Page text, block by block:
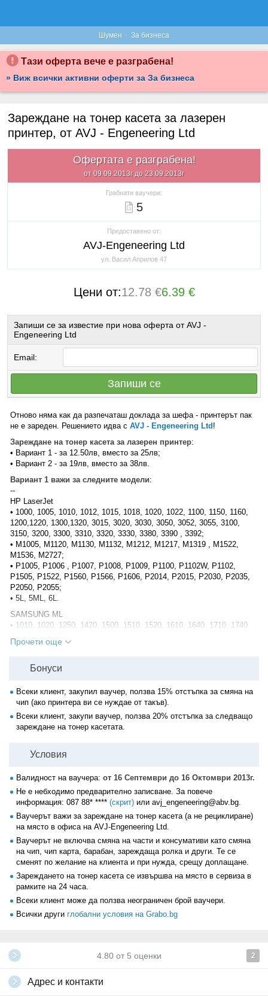
Шумен · За бизнеса
Тази оферта вече е разграбена!
» Виж всички активни оферти за За бизнеса
Зареждане на тонер касета за лазерен
принтер, от AVJ - Engeneering Ltd
Офертата е разграбена!
от 09.09.2013г до 23.09.2013г
Грабнати ваучери:
5
Предоставено от:
AVJ-Engeneering Ltd
ул. Васил Априлов 47
Цени от:12.78 €6.39 €
Запиши се за известие при нова оферта от AVJ -
Engeneering Ltd
Email:
Запиши се
Отново няма как да разпечаташ доклада за шефа - принтерът пак
не е зареден. Решението идва с AVJ - Engeneering Ltd !
Зареждане на тонер касета за лазерен принтер:
• Вариант 1 - за 12.50лв, вместо за 25лв;
• Вариант 2 - за 19лв, вместо за 38лв.
Вариант 1 важи за следните модели:
--
HP LaserJet
• 1000, 1005, 1010, 1012, 1015, 1018, 1020, 1022, 1100, 1150, 1160,
1200,1220, 1300,1320, 3015, 3020, 3030, 3050, 3052, 3055, 3100,
3150, 3200, 3300, 3310, 3320, 3330, 3380, 3390 , 3392;
• M1005, M1120, M1130, M1132, M1212, M1217, M1319 , M1522,
M1536, M2727;
• P1005, P1006 , P1007, P1008, P1009, P1100, P1102W, P1102,
P1505, P1522, P1560, P1566, P1606, P2014, P2015, P2030, P2035,
P2050, P2055;
• 5L, 5ML, 6L.
SAMSUNG ML
• 1010, 1020, 1250, 1420, 1500, 1510, 1520, 1610, 1640, 1710, 1740
4216, 4250, 4321, 4521;
XEROX Phaser
3210;
• PE16, PE 114, PE 220;
• 3100MFP;
Canon
3250, 3300, 3360, 6000, 6018, 6020, 6200, 6300, 6650;
4320d, 4330, 4330d, 4340, 4350, 4350d, 4370, 4370dn, 4380, 4380dn,
4410, 4430, 4450, 4550, 4570, 4580, 5600, 4660, 4660PL, 4690,
4690PL, 5630, 5650, 5730, 5750, 5770, 5840, 5880, 5940, 5980;
• Canon FAX - L60, L90, L95, L100, L110, L120, L200, L220, L240,
L250, L260, L260i, L280, L290, L295, L300, L350, L360, L380s, L390,
L400, L3500, L4000, L4500;
• Canon FAX 4120, 4140, 4320, 4330, 4340, 4660;
Вариант 2 важи за следните модели
Brother
• DCP - 7030, 7040, 7045N, 7420, 8040, 8045;
5170, 5240, 5250, 5270, 5280;
• MFC - 5440, 7320, 7420, 7440N, 7820N, 7840W, 8220, 8460, 8840,
• ML 1660, 1665, 1670, 1675, 1860, 1910, 1915, 2525, 2580, 3205;
• SCX - 3201, 4600, 4623;
• SF - 650.
Прочети още
Бонуси
Всеки клиент, закупил ваучер, ползва 15% отстъпка за смяна на
чип (ако принтера ви се нуждае от такъв).
Всеки клиент, закупи ваучер, ползва 20% отстъпка за следващо
зареждане на тонер касетата.
Условия
Валидност на ваучера: от 16 Септември до 16 Октомври 2013г.
Не е небходимо предварително записване. За повече
информация: 087 88* **** (скрит) или avj_engeneering@abv.bg.
Ваучерът важи за зареждане на тонер касета (а не рециклиране)
на място в офиса на AVJ-Engeneering Ltd.
Ваучерът не включва смяна на части и консумативи като смяна
на чип, чип карта, барабан, зареждаща ролка и други. Те се
сменят по желание на клиента и при нужда, срещу доплащане.
Зареждането на тонер касета се извършва на място в сервиза в
рамките на 24 часа.
Всеки клиент може да ползва неограничен брой ваучери.
Всички други глобални условия на Grabo.bg
4.80 от 5 оценки 2
Адрес и контакти